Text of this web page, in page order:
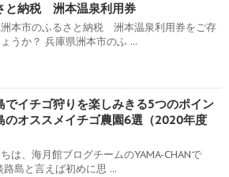
と納税 洲本温泉利用券
本市のふるさと納税 洲本温泉利用券をご存
うか？ 兵庫県洲本市のふ ...
でイチゴ狩りを楽しみきる5つのポイン
のオススメイチゴ農園6選（2020年度
は、海月館ブログチームのYAMA-CHANで
路島と言えば初めに思 ...